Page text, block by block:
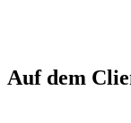
Auf dem